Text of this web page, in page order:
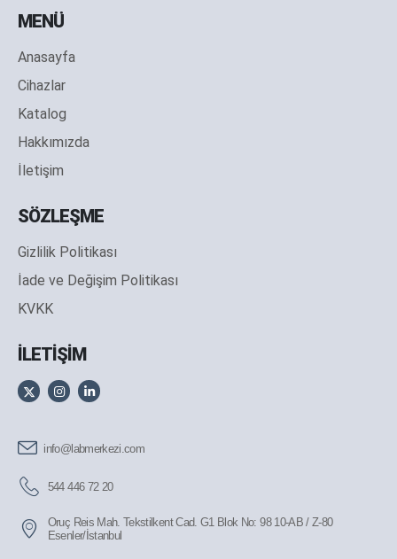
MENÜ
Anasayfa
Cihazlar
Katalog
Hakkımızda
İletişim
SÖZLEŞME
Gizlilik Politikası
İade ve Değişim Politikası
KVKK
İLETİŞİM
info@labmerkezi.com
544 446 72 20
Oruç Reis Mah. Tekstilkent Cad. G1 Blok No: 98 10-AB / Z-80
Esenler/İstanbul